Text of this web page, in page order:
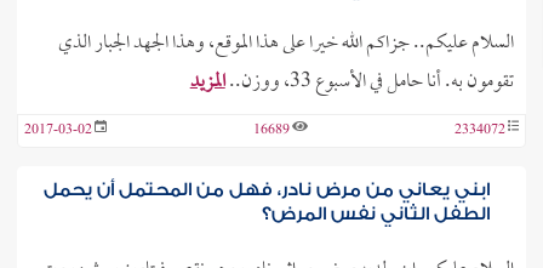
السلام عليكم.. جزاكم الله خيرا على هذا الموقع، وهذا الجهد الجبار الذي
تقومون به. أنا حامل في الأسبوع 33، ووزن..
المزيد
2334072
16689
2017-03-02
ابني يعاني من مرض نادر، فهل من المحتمل أن يحمل
الطفل الثاني نفس المرض؟